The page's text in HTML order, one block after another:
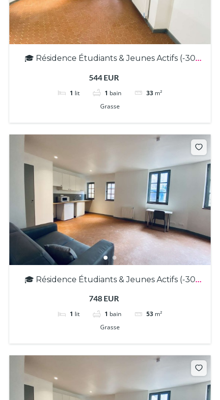
🎓 Résidence Étudiants & Jeunes Actifs (-30
544 EUR
1 lit 1 bain 33 m²
Grasse
🎓 Résidence Étudiants & Jeunes Actifs (-30
748 EUR
1 lit 1 bain 53 m²
Grasse